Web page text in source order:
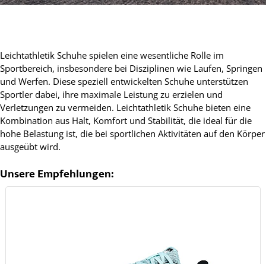
Leichtathletik Schuhe spielen eine wesentliche Rolle im
Sportbereich, insbesondere bei Disziplinen wie Laufen, Springen
und Werfen. Diese speziell entwickelten Schuhe unterstützen
Sportler dabei, ihre maximale Leistung zu erzielen und
Verletzungen zu vermeiden. Leichtathletik Schuhe bieten eine
Kombination aus Halt, Komfort und Stabilität, die ideal für die
hohe Belastung ist, die bei sportlichen Aktivitäten auf den Körper
ausgeübt wird.
Unsere Empfehlungen: